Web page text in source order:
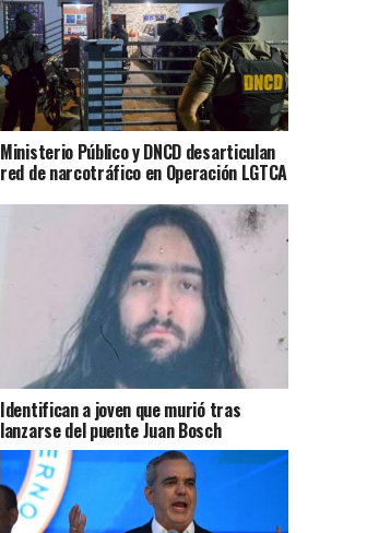
Ministerio Público y DNCD desarticulan
red de narcotráfico en Operación LGTCA
Identifican a joven que murió tras
lanzarse del puente Juan Bosch